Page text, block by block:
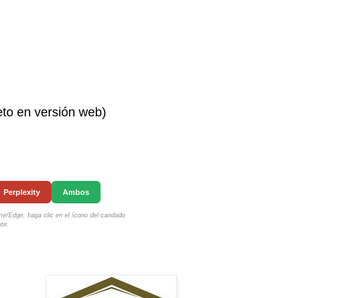
en versión web)
Perplexity Ambos
Edge, haga clic en el ícono del candado
.